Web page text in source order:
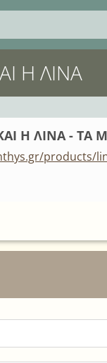
Η ΛΊΝΑ
Η ΛΙΝΑ - ΤΑ
products/